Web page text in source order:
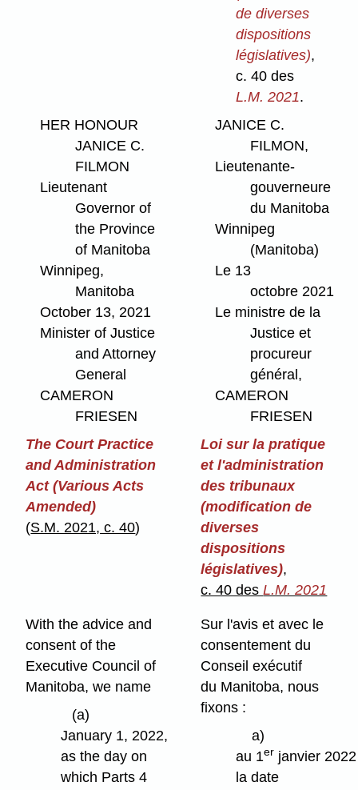
de diverses
dispositions
législatives),
c. 40 des
L.M. 2021.
HER HONOUR
JANICE C.
FILMON
Lieutenant
Governor of
the Province
of Manitoba
Winnipeg,
Manitoba
October 13, 2021
Minister of Justice
and Attorney
General
CAMERON
FRIESEN
JANICE C.
FILMON,
Lieutenante-
gouverneure
du Manitoba
Winnipeg
(Manitoba)
Le 13
octobre 2021
Le ministre de la
Justice et
procureur
général,
CAMERON
FRIESEN
The Court Practice
and Administration
Act (Various Acts
Amended)
(S.M. 2021, c. 40)
Loi sur la pratique
et l'administration
des tribunaux
(modification de
diverses
dispositions
législatives),
c. 40 desL.M. 2021
With the advice and
consent of the
Executive Council of
Manitoba, we name
(a)
January 1, 2022,
as the day on
which Parts 4
Sur l'avis et avec le
consentement du
Conseil exécutif
du Manitoba, nous
fixons :
a)
au 1er janvier 2022
la date